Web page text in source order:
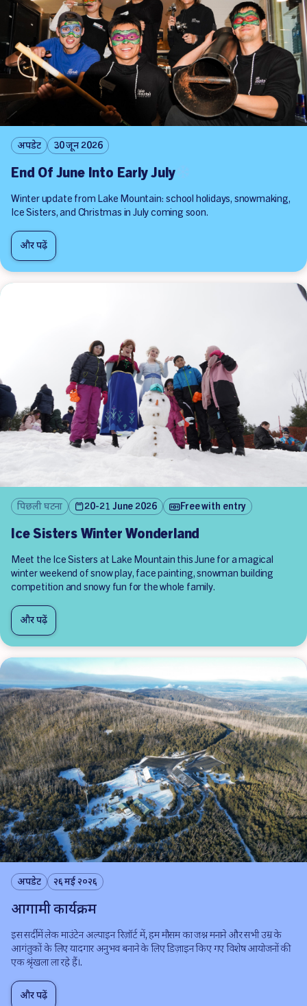
अपडेट 30 जून 2026
End Of June Into Early July
Winter update from Lake Mountain: school holidays, snowmaking,
Ice Sisters, and Christmas in July coming soon.
और पढ़ें
पिछली घटना 20-21 June 2026 Free with entry
Ice Sisters Winter Wonderland
Meet the Ice Sisters at Lake Mountain this June for a magical
winter weekend of snow play, face painting, snowman building
competition and snowy fun for the whole family.
और पढ़ें
अपडेट २६ मई २०२६
आगामी कार्यक्रम
इस सर्दी में लेक माउंटेन अल्पाइन रिज़ॉर्ट में, हम मौसम का जश्न मनाने और सभी उम्र के
आगंतुकों के लिए यादगार अनुभव बनाने के लिए डिज़ाइन किए गए विशेष आयोजनों की
एक श्रृंखला ला रहे हैं।.
और पढ़ें